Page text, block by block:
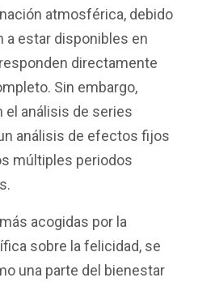
atmosférica, debido
a estar disponibles en
directamente
Sin embargo,
análisis de series
análisis de efectos fijos
múltiples periodos
acogidas por la
sobre la felicidad, se
una parte del bienestar